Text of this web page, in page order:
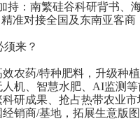
持：南繁硅谷科研背书、
准对接全国及东南亚客商
须来？
效农药/特种肥料，升级种
人机、智慧水肥、AI监测
科研成果、抢占热带农业市
经销商/基地，拓展生意版图